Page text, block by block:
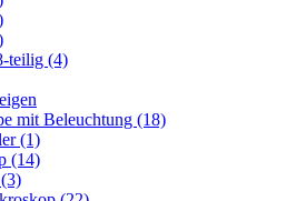
teilig (4)
mit Beleuchtung (18)
(1)
(14)